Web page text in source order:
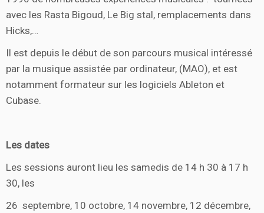
avec les Rasta Bigoud, Le Big stal, remplacements dans
Hicks,…
Il est depuis le début de son parcours musical intéressé
par la musique assistée par ordinateur, (MAO), et est
notamment formateur sur les logiciels Ableton et
Cubase.
Les dates
Les sessions auront lieu les samedis de 14 h 30 à 17 h
30, les
26 septembre, 10 octobre, 14 novembre, 12 décembre,